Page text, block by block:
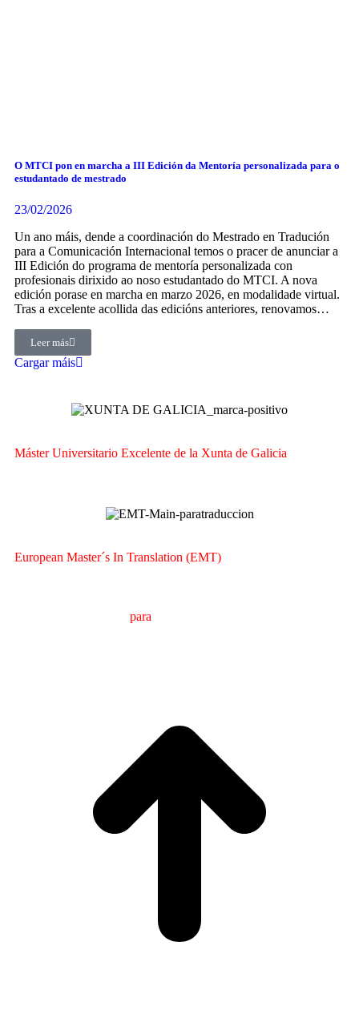
O MTCI pon en marcha a III Edición da Mentoría personalizada para o
estudantado de mestrado
23/02/2026
Un ano máis, dende a coordinación do Mestrado en Tradución
para a Comunicación Internacional temos o pracer de anunciar a
III Edición do programa de mentoría personalizada con
profesionais dirixido ao noso estudantado do MTCI. A nova
edición porase en marcha en marzo 2026, en modalidade virtual.
Tras a excelente acollida das edicións anteriores, renovamos…
Leer más
Cargar máis
Máster Universitario Excelente de la Xunta de Galicia
European Master´s In Translation (EMT)
para